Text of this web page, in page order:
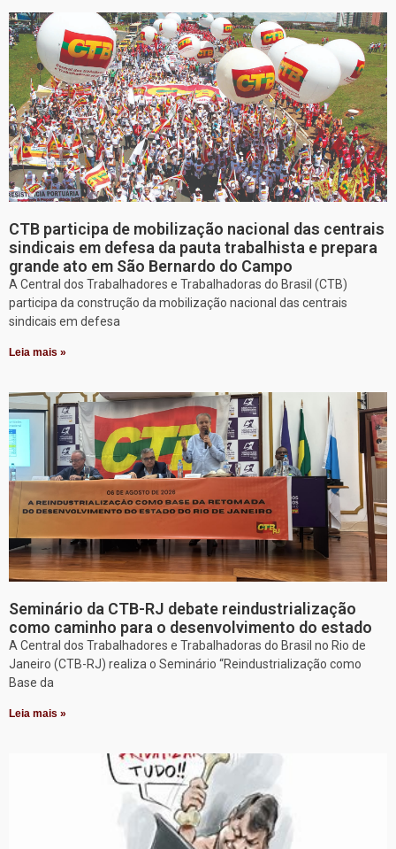
CTB participa de mobilização nacional das centrais
sindicais em defesa da pauta trabalhista e prepara
grande ato em São Bernardo do Campo
A Central dos Trabalhadores e Trabalhadoras do Brasil (CTB)
participa da construção da mobilização nacional das centrais
sindicais em defesa
Leia mais »
Seminário da CTB-RJ debate reindustrialização
como caminho para o desenvolvimento do estado
A Central dos Trabalhadores e Trabalhadoras do Brasil no Rio de
Janeiro (CTB-RJ) realiza o Seminário “Reindustrialização como
Base da
Leia mais »